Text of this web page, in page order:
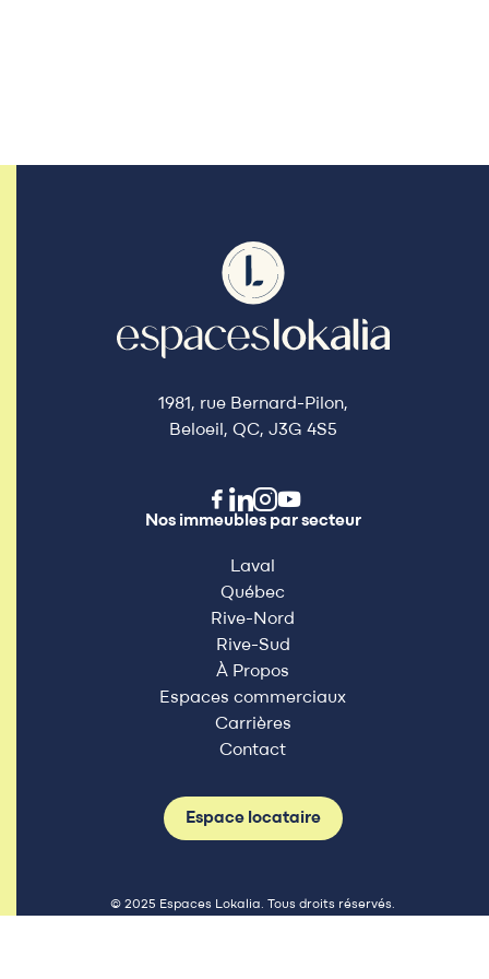
1981, rue Bernard-Pilon,
Beloeil, QC, J3G 4S5
Nos immeubles par secteur
Laval
Québec
Rive-Nord
Rive-Sud
À Propos
Espaces commerciaux
Carrières
Contact
Espace locataire
© 2025 Espaces Lokalia. Tous droits réservés.